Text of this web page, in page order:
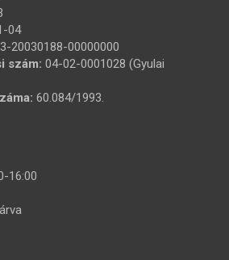
04
20030188-00000000
szám: 04-02-0001028 (Gyulai
60.084/1993.
16:00